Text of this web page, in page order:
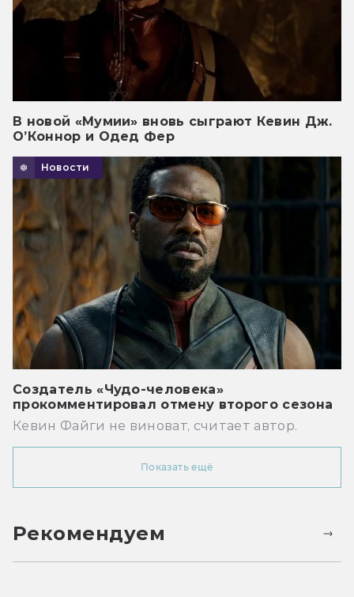
В новой «Мумии» вновь сыграют Кевин Дж.
О’Коннор и Одед Фер
Новости
Создатель «Чудо-человека»
прокомментировал отмену второго сезона
Кевин Файги не виноват, считает автор.
Показать ещё
Рекомендуем